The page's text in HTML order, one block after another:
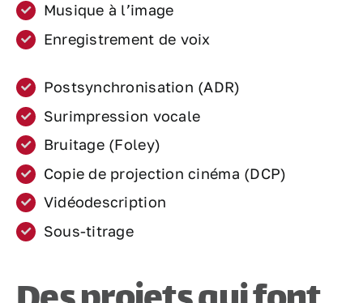
Musique à l’image
Enregistrement de voix
Postsynchronisation (ADR)
Surimpression vocale
Bruitage (Foley)
Copie de projection cinéma (DCP)
Vidéodescription
Sous-titrage